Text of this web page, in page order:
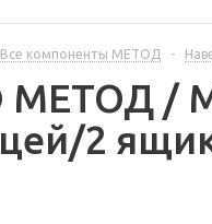
Все компоненты МЕТОД -
МЕТОД
2